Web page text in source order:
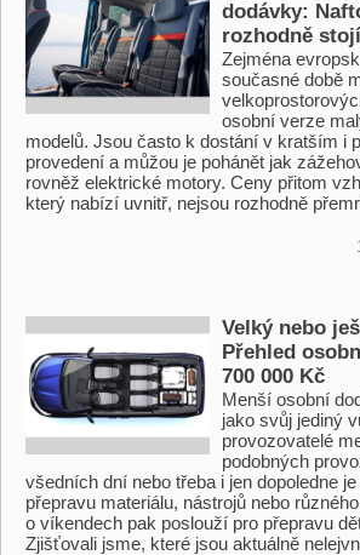
dodávky:
rozhodně
Zejména
současné době
osobní verze
modelů. Jsou často k dostání v kratším i
provedení a můžou je pohánět jak
rovněž elektrické motory. Ceny přitom
který nabízí uvnitř, nejsou rozhodně
Velký nebo
Přehled
700 000 Kč
Menší osobní
jako svůj jediný
provozovatelé
podobných
všedních dní nebo třeba i jen dopoledne
přepravu materiálu, nástrojů nebo
o víkendech pak poslouží pro přepravu
Zjišťovali jsme, které jsou aktuálně